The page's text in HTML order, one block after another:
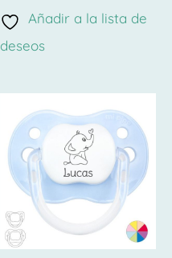
de
5
Añadir a la lista de
deseos